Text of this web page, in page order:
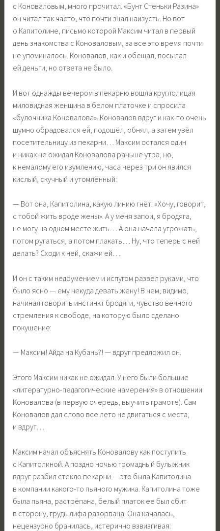
с Коноваловым, много прочитал. «Бунт Стеньки Разина»
он читал так часто, что почти знал наизусть. Но вот
о Капитолине, письмо которой Максим читал в первый
день знакомства с Коноваловым, за все это время почти
не упоминалось. Коновалов, как и обещал, посылал
ей деньги, но ответа не было.
И вот однажды вечером в пекарню вошла круглолицая
миловидная женщина в белом платочке и спросила
«булочника Коновалова». Коновалов вдруг и как-то очень
шумно обрадовался ей, подошёл, обнял, а затем увёл
посетительницу из пекарни… Максим остался один
и никак не ожидал Коновалова раньше утра, но,
к немалому его изумлению, часа через три он явился
кислый, скучный и утомлённый:
— Вот она, Капитолина, какую линию гнёт: «Хочу, говорит,
с тобой жить вроде жены». А у меня запои, я бродяга,
не могу на одном месте жить… А она начала угрожать,
потом ругаться, а потом плакать… Ну, что теперь с ней
делать? Сходи к ней, скажи ей…
И он с таким недоумением и испугом развёл руками, что
было ясно — ему некуда девать жену! В нем, видимо,
начинал говорить инстинкт бродяги, чувство вечного
стремления к свободе, на которую было сделано
покушение:
— Максим! Айда на Кубань?! — вдруг предложил он.
Этого Максим никак не ожидал. У него были большие
«литературно-педагогические намерения» в отношении
Коновалова (в первую очередь, выучить грамоте). Сам
Коновалов дал слово все лето не двигаться с места,
и вдруг…
Максим начал объяснять Коновалову как поступить
с Капитолиной. А поздно ночью громадный булыжник
вдруг разбил стекло пекарни — это была Капитолина
в компании какого-то пьяного мужика. Капитолина тоже
была пьяна, растрёпана, белый платок ее был сбит
в сторону, грудь лифа разорвана. Она качалась,
нецензурно бранилась, истерично взвизгивая: